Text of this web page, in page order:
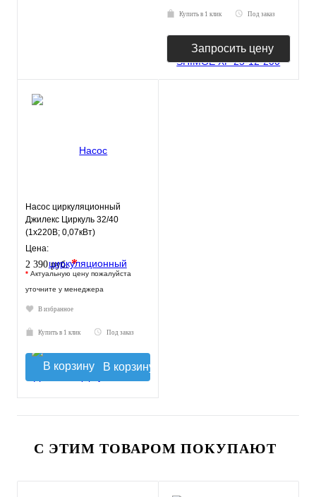
Купить в 1 клик Под заказ
Запросить цену
Насос циркуляционный
Джилекс Циркуль 32/40
(1х220В; 0,07кВт)
Цена:
2 390 руб.*
* Актуальную цену пожалуйста
уточните у менеджера
В избранное
Купить в 1 клик Под заказ
В корзину
С ЭТИМ ТОВАРОМ ПОКУПАЮТ